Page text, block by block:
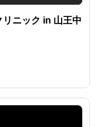
ニック in 山王中